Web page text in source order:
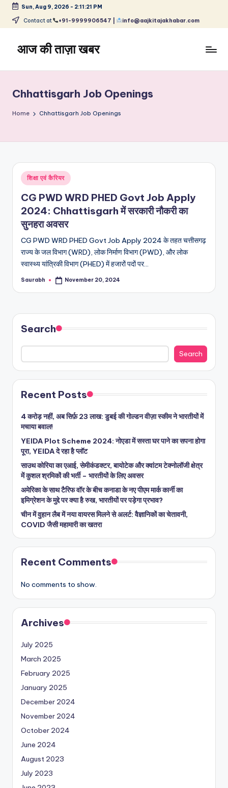
Skip
content
Sun, Aug 9, 2026 - 2:11:21 PM
Contact at +91-9999906547 | info@aajkitajakhabar.com
आज की ताज़ा खबर
ताज़ा
समाचार
–
और
विश्व
Chhattisgarh Job Openings
Home Chhattisgarh Job Openings
Posted
in
शिक्षा एवं कैरियर
CG PWD WRD PHED Govt Job Apply
2024: Chhattisgarh में सरकारी नौकरी का
सुनहरा अवसर
CG PWD WRD PHED Govt Job Apply 2024 के तहत चत्तीसगढ़
राज्य के जल विभाग (WRD), लोक निर्माण विभाग (PWD), और लोक
स्वास्थ्य यांत्रिकी विभाग (PHED) में हजारों पदों पर…
Posted
Saurabh November 20, 2024
Search
Search
Recent Posts
4 करोड़ नहीं, अब सिर्फ़ 23 लाख: डुबई की गोल्डन वीज़ा स्कीम ने भारतीयों में
मचाया बवाल!
YEIDA Plot Scheme 2024: नोएडा में सस्ता घर पाने का सपना होगा
पूरा, YEIDA दे रहा है प्लॉट
साउथ कोरिया का एआई, सेमीकंडक्टर, बायोटेक और क्वांटम टेक्नोलॉजी क्षेत्र
में कुशल श्रमिकों की भर्ती – भारतीयों के लिए अवसर
अमेरिका के साथ टैरिफ वॉर के बीच कनाडा के नए पीएम मार्क कार्नी का
इमिग्रेशन के मुद्दे पर क्या है रुख, भारतीयों पर पड़ेगा प्रभाव?
चीन में वुहान लैब में नया वायरस मिलने से अलर्ट: वैज्ञानिकों का चेतावनी,
COVID जैसी महामारी का खतरा
Recent Comments
No comments to show.
Archives
July 2025
March 2025
February 2025
January 2025
December 2024
November 2024
October 2024
June 2024
August 2023
July 2023